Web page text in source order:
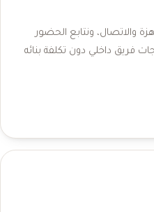
والاتصال، ونتابع الحضور
فريق داخلي دون تكلفة بنائه